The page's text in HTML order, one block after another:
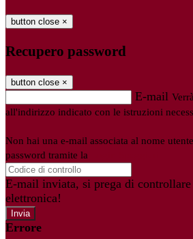
button close ×
Recupero password
button close ×
E-mail
all'indirizzo indicato con le istruzioni
Non hai una e-mail associata al nome
password tramite la
E-mail inviata, si prega di
elettronica!
Errore